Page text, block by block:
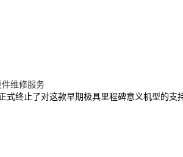
维修服务
终止了对这款早期极具里程碑意义机型的支